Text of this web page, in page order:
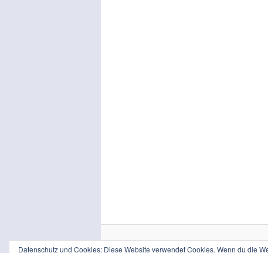
Datenschutz und Cookies: Diese Website verwendet Cookies. Wenn du die